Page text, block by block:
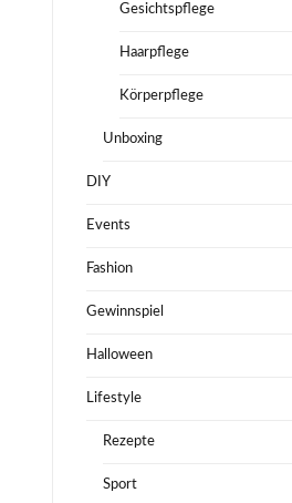
Gesichtspflege
Haarpflege
Körperpflege
Unboxing
DIY
Events
Fashion
Gewinnspiel
Halloween
Lifestyle
Rezepte
Sport